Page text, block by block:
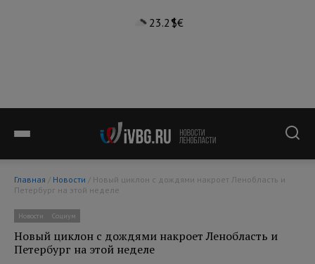
23.2°$€
Главная / Новости
Петербург на этой неделе
Новости Социум
Новый циклон с дождями накроет Ленобласть и
Петербург на этой неделе